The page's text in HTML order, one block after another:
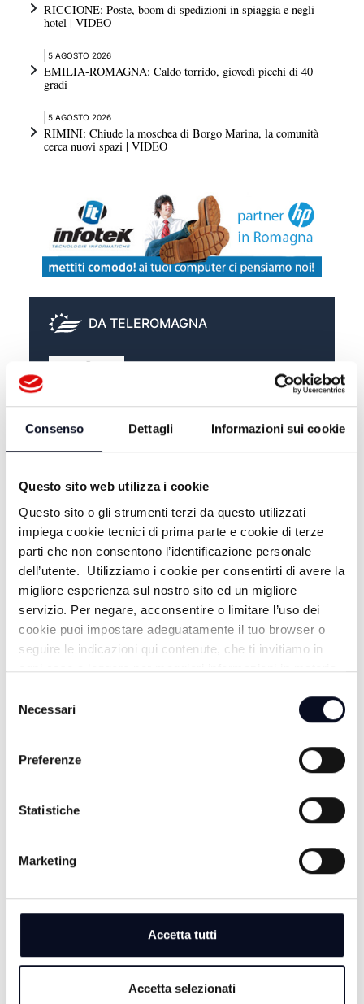
Consenso Dettagli Informazioni sui cookie
Questo sito web utilizza i cookie
Questo sito o gli strumenti terzi da questo utilizzati
impiega cookie tecnici di prima parte e cookie di terze
parti che non consentono l’identificazione personale
dell’utente. Utilizziamo i cookie per consentirti di avere la
migliore esperienza sul nostro sito ed un migliore
servizio. Per negare, acconsentire o limitare l’uso dei
cookie puoi impostare adeguatamente il tuo browser o
seguire le indicazioni qui contenute, che ti invitiamo in
ogni caso a leggere per maggiori informazioni in materia
delNecessari
Preferenze
Statistiche
Marketing
Accetta tutti
Accetta selezionati
RICCIONE: Poste, boom di spedizioni in spiaggia e negli
hotel | VIDEO
5 AGOSTO 2026
EMILIA-ROMAGNA: Caldo torrido, giovedì picchi di 40
gradi
5 AGOSTO 2026
RIMINI: Chiude la moschea di Borgo Marina, la comunità
cerca nuovi spazi | VIDEO
DA TELEROMAGNA
EXTRA ESTATE - 25/07/2026
EXTRA ESTATE - 18/07/2026
EXTRA ESTATE - 11/07/2026